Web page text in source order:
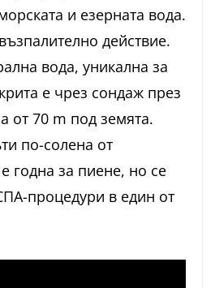
и езерната вода.
действие.
вода, уникална за
е чрез сондаж през
от 70 m под земята.
по-солена от
годна за пиене, но се
процедури в един от